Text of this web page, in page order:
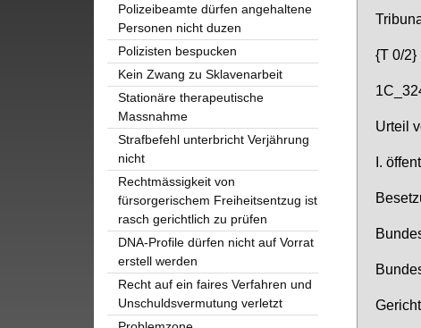
{T 0/2}
Ur­teil
I.
Polizeibeamte dürfen angehaltene
Personen nicht duzen
Polizisten bespucken
Kein Zwang zu Sklavenarbeit
Stationäre therapeutische
Massnahme
Strafbefehl unterbricht Verjährung
nicht
Rechtmässigkeit von
fürsorgerischem Freiheitsentzug ist
rasch gerichtlich zu prüfen
DNA-Profile dürfen nicht auf Vorrat
erstell werden
Recht auf ein faires Verfahren und
Unschuldsvermutung verletzt